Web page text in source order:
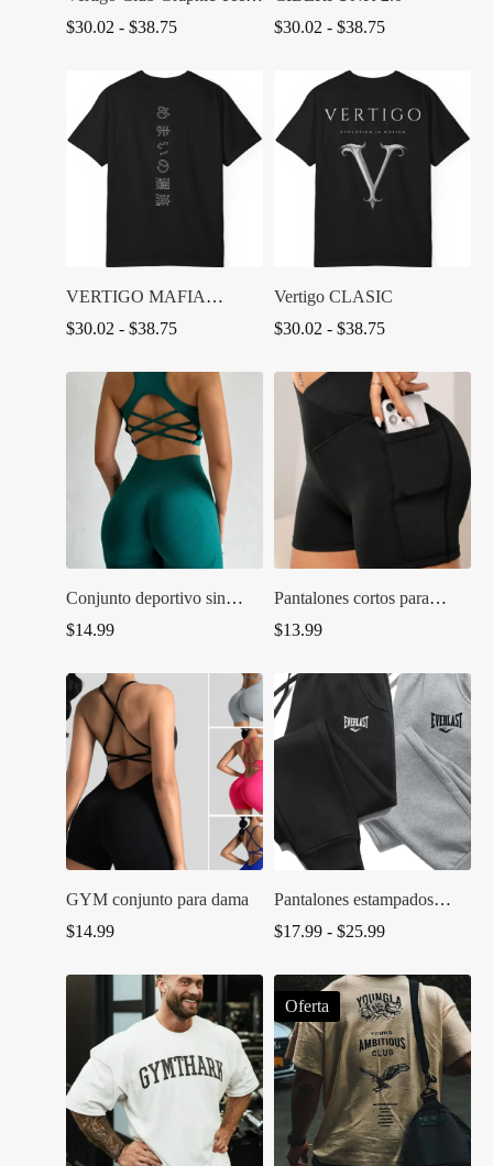
— Chest Logo
$30.02 - $38.75Rango
desde
$30.02 - $38.75Rango
desde
$30.02
hasta
$38.75
VERTIGO MAFIA
JAPONESA
$30.02 - $38.75Rango
desde
$30.02
hasta
$38.75
Vertigo CLASIC
$30.02 - $38.75Rango
desde
$30.02
hasta
Conjunto deportivo sin
mangas para gimnasio y
$14.99
Pantalones cortos para
gimnasio con bolsillo
$13.99
GYM conjunto para dama
$14.99
Pantalones estampados
EVERLAST.
$17.99 - $25.99Rango
desde
$17.99
hasta
$25.99
Oferta